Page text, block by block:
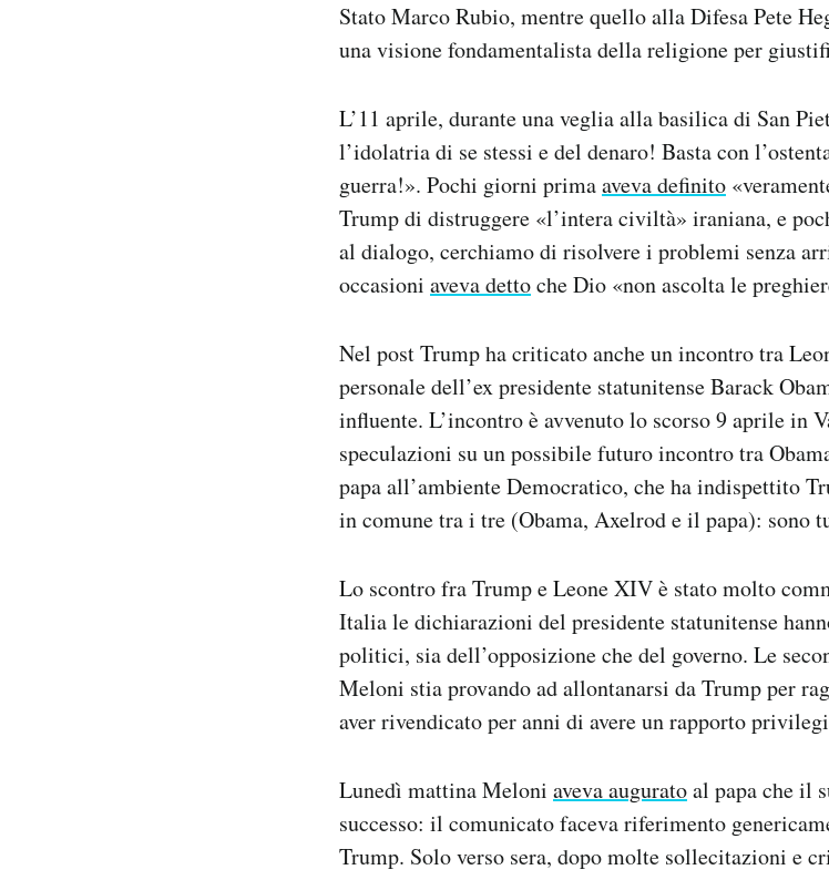
Stato Marco Rubio, mentre quello alla Difesa Pete
una visione fondamentalista della religione per
L’11 aprile, durante una veglia alla basilica di San
l’idolatria di se stessi e del denaro! Basta con
guerra!». Pochi giorni primaaveva definito
Trump di distruggere «l’intera civiltà» iraniana, e
al dialogo, cerchiamo di risolvere i problemi senza
occasioni aveva dettoche Dio «non ascolta le
Nel post Trump ha criticato anche un incontro tra
personale dell’ex presidente statunitense Barack
influente. L’incontro è avvenuto lo scorso 9 aprile in
speculazioni su un possibile futuro incontro tra
papa all’ambiente Democratico, che ha indispettito
in comune tra i tre (Obama, Axelrod e il papa): sono
Lo scontro fra Trump e Leone XIV è stato molto
Italia le dichiarazioni del presidente statunitense
politici, sia dell’opposizione che del governo. Le
Meloni stia provando ad allontanarsi da Trump per
aver rivendicato per anni di avere un rapporto
Lunedì mattina Meloni aveva auguratoal papa che il
successo: il comunicato faceva riferimento
Trump. Solo verso sera, dopo molte sollecitazioni e